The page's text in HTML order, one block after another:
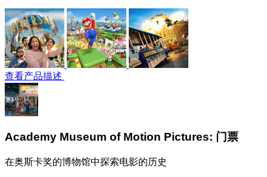
查看产品描述
Academy Museum of Motion Pictures: 门票
在奥斯卡奖的博物馆中探索电影的历史